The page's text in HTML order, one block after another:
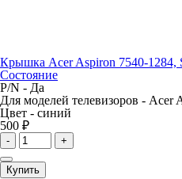
Крышка Acer Aspiron 7540-1284,
Состояние
P/N - Да
Для моделей телевизоров - Acer
Цвет - синий
500 ₽
- +
Купить